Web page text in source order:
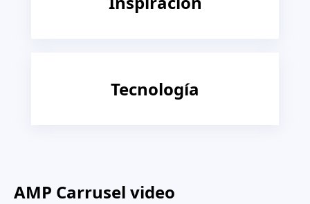
Tecnología
AMP Carrusel video